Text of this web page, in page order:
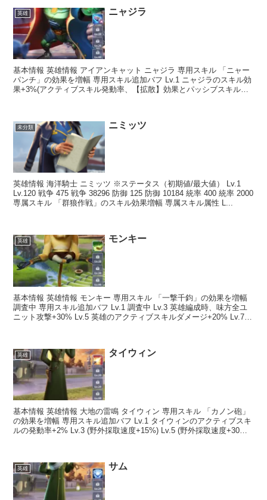
英雄 ニャジラ
基本情報 英雄情報 アイアンキャット ニャジラ 専用スキル 「ニャー
パンチ」の効果を増幅 専用スキル追加バフ Lv.1 ニャジラのスキル効
果+3%(アクティブスキル発動率、【拡散】効果とパッシブスキルは
未分類 ニミッツ
英雄情報 海洋騎士 ニミッツ ※ステータス（初期値/最大値） Lv.1
Lv.120 戦争 475 戦争 38296 防御 125 防御 10184 統率 400 統率 2000
専属スキル 「群狼作戦」のスキル効果増幅 専属スキル属性 L...
英雄 モンキー
基本情報 英雄情報 モンキー 専用スキル 「一撃千鈞」の効果を増幅
調査中 専用スキル追加バフ Lv.1 調査中 Lv.3 英雄編成時、味方全ユ
ニット攻撃+30% Lv.5 英雄のアクティブスキルダメージ+20% Lv.7
英雄 タイウィン
基本情報 英雄情報 大地の雷鳴 タイウィン 専用スキル 「カノン砲」
の効果を増幅 専用スキル追加バフ Lv.1 タイウィンのアクティブスキ
ルの発動率+2% Lv.3 (野外採取速度+15%) Lv.5 (野外採取速度+30%)
英雄 サム